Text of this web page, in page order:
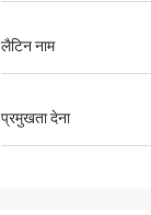
लैटिन नाम
प्रमुखता देना